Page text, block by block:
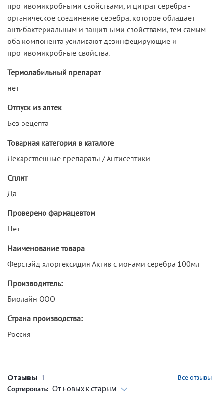
противомикробными свойствами, и цитрат серебра -
органическое соединение серебра, которое обладает
антибактериальным и защитными свойствами, тем самым
оба компонента усиливают дезинфецирующие и
противомикробные свойства.
Термолабильный препарат
нет
Отпуск из аптек
Без рецепта
Товарная категория в каталоге
Лекарственные препараты / Антисептики
Сплит
Да
Проверено фармацевтом
Нет
Наименование товара
Ферстэйд хлоргексидин Актив с ионами серебра 100мл
Производитель:
Биолайн ООО
Страна производства:
Россия
Отзывы 1
Все отзывы
Сортировать: От новых к старым